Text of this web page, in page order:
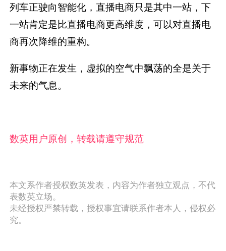
列车正驶向智能化，直播电商只是其中一站，下
一站肯定是比直播电商更高维度，可以对直播电
商再次降维的重构。
新事物正在发生，虚拟的空气中飘荡的全是关于
未来的气息。
数英用户原创，转载请遵守规范
本文系作者授权数英发表，内容为作者独立观点，不代
表数英立场。
未经授权严禁转载，授权事宜请联系作者本人，侵权必
究。